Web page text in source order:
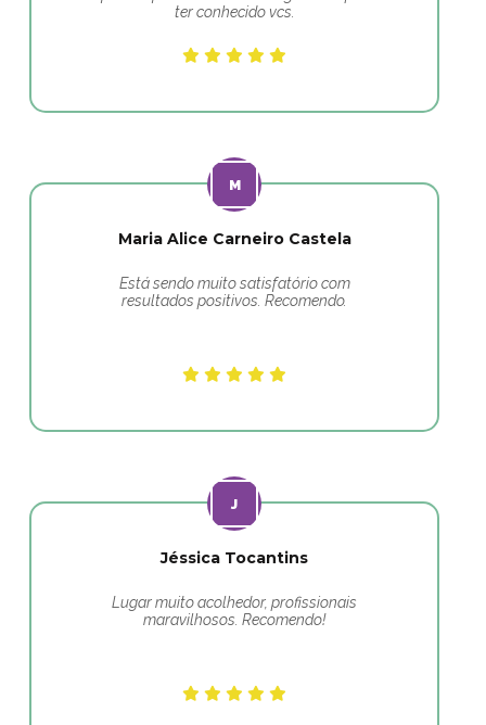
ter conhecido vcs.
Maria Alice Carneiro Castela
Está sendo muito satisfatório com
resultados positivos. Recomendo.
Jéssica Tocantins
Lugar muito acolhedor, profissionais
maravilhosos. Recomendo!